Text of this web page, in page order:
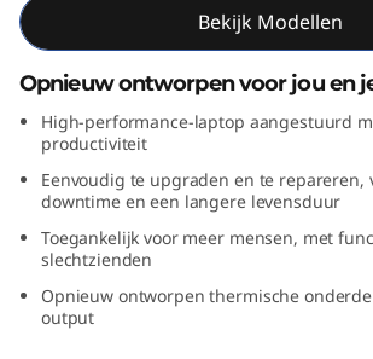
e
Bekijk Modellen
Opnieuw ontworpen voor jou en
High-performance-laptop aangestuurd
productiviteit
Eenvoudig te upgraden en te repareren,
downtime en een langere levensduur
Toegankelijk voor meer mensen, met
slechtzienden
Opnieuw ontworpen thermische
output